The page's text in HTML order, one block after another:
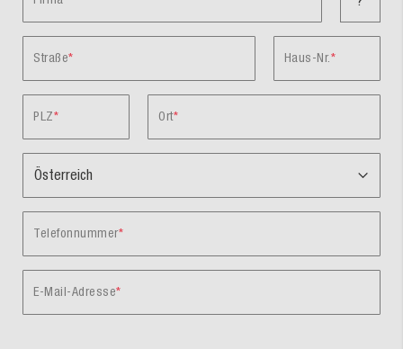
Straße Haus-Nr.
PLZ Ort
Telefonnummer
E-Mail-Adresse